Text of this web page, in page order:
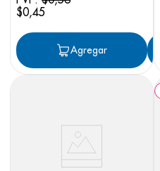
$0,45
Agregar